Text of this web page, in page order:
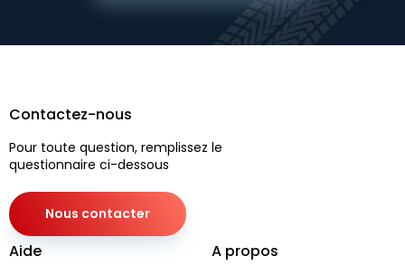
Contactez-nous
Pour toute question, remplissez le
questionnaire ci-dessous
Nous contacter
Aide A propos